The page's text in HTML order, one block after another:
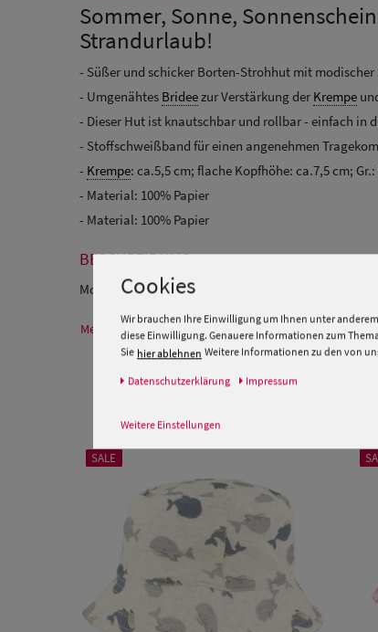
Sommer, Sonne,
Strandurlaub!
- Süßer und schicker Borten-Strohhut mit modischer
- Umgenähtes Brideezur Verstärkung der Krempe
- Dieser Hut ist knautschbar und rollbar - einfach in
- Stoffschweißband für einen angenehmen
- Krempe: ca.5,5 cm; flache Kopfhöhe: ca.7,5 cm;
- Material: 100% Papier
- Material: 100% Papier
BESCHREIBUNG
Mc Burn Kinder Papier Strohhut Strandhut mit
Mehr Informationen zum Hersteller und EU
SALE
Cookies
Wir brauchen Ihre Einwilligung um Ihnen unter
diese Einwilligung. Genauere Informationen zum
Sie hier ablehnen Weitere Informationen zu den von
Daten­schutz­erklärung Impressum
Weitere Einstellungen